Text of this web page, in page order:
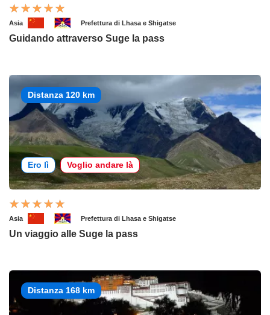
Asia Prefettura di Lhasa e Shigatse
Guidando attraverso Suge la pass
Distanza 120 km
Ero lì Voglio andare là
Asia Prefettura di Lhasa e Shigatse
Un viaggio alle Suge la pass
Distanza 168 km